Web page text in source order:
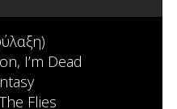
I’m Dead
Flies